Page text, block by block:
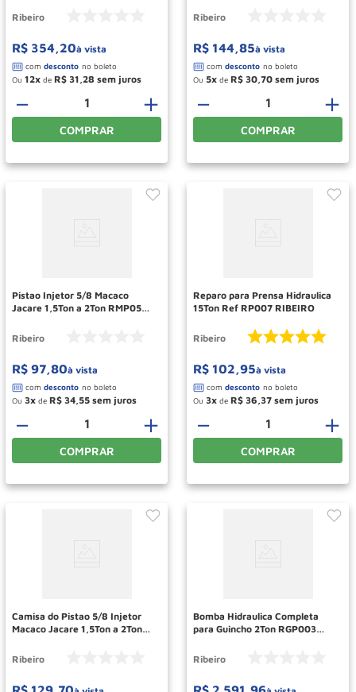
Ribeiro
R$ 354,20à vista
Ou 12 de R$ 31 28
＋
－
COMPRAR
Ribeiro
R$ 144,85à vista
Ou 5 de R$ 30 70
＋
－
COMPRAR
Pistao Injetor 5/8 Macaco
Jacare 1,5Ton a 2Ton RMP050
Ribeiro
R$ 97,80à vista
Ou 3 de R$ 34 55
＋
－
COMPRAR
Reparo para Prensa Hidraulica
15Ton Ref RP007 RIBEIRO
Ribeiro
R$ 102,95à vista
Ou 3 de R$ 36 37
＋
－
COMPRAR
Camisa do Pistao 5/8 Injetor
Macaco Jacare 1,5Ton a 2Ton
Ribeiro
Bomba Hidraulica Completa
para Guincho 2Ton RGP003
Ribeiro